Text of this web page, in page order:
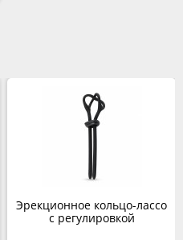
Эрекционное кольцо-лассо
с регулировкой